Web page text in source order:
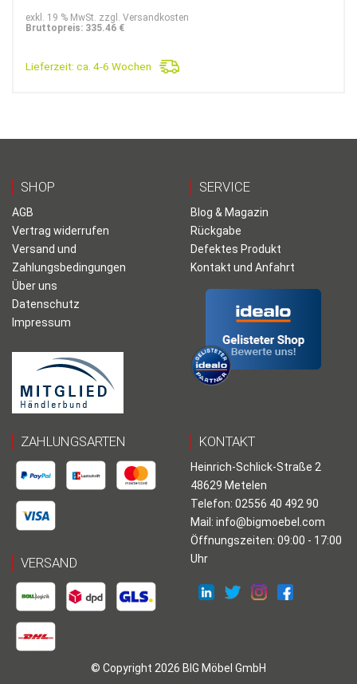
exkl. 19 % MwSt. zzgl. Versandkosten
Bruttopreis: 335.46 €
Lieferzeit: ca. 4-6 Wochen
SHOP
AGB
Vertrag widerrufen
Versand und
Zahlungsbedingungen
Über uns
Datenschutz
Impressum
SERVICE
Blog & Magazin
Rückgabe
Defektes Produkt
Kontakt und Anfahrt
ZAHLUNGSARTEN
VERSAND
KONTAKT
Heinrich-Schlick-Straße 2
48629 Metelen
Telefon: 02556 40 492 90
Mail: info@bigmoebel.com
Öffnungszeiten: 09:00 - 17:00
Uhr
© Copyright 2026 BIG Möbel GmbH